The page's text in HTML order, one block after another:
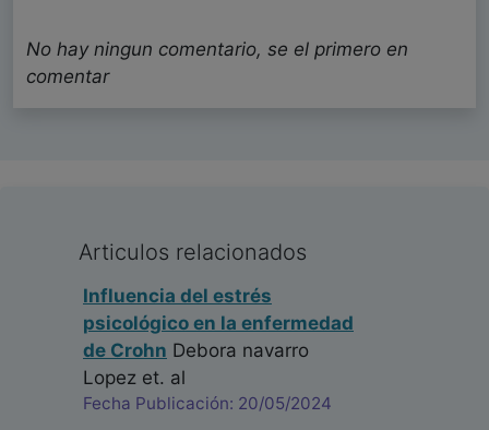
No hay ningun comentario, se el primero en
comentar
Articulos relacionados
Influencia del estrés
psicológico en la enfermedad
de Crohn Debora navarro
Lopez et. al
Fecha Publicación: 20/05/2024